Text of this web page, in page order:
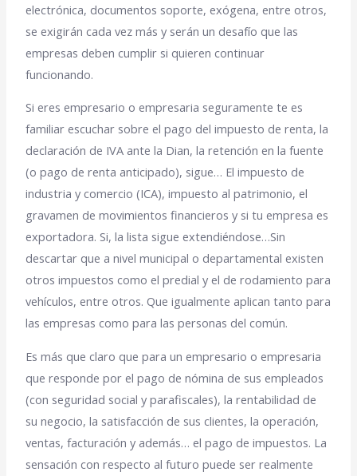
electrónica, documentos soporte, exógena, entre otros,
se exigirán cada vez más y serán un desafío que las
empresas deben cumplir si quieren continuar
funcionando.
Si eres empresario o empresaria seguramente te es
familiar escuchar sobre el pago del impuesto de renta, la
declaración de IVA ante la Dian, la retención en la fuente
(o pago de renta anticipado), sigue… El impuesto de
industria y comercio (ICA), impuesto al patrimonio, el
gravamen de movimientos financieros y si tu empresa es
exportadora. Si, la lista sigue extendiéndose…Sin
descartar que a nivel municipal o departamental existen
otros impuestos como el predial y el de rodamiento para
vehículos, entre otros. Que igualmente aplican tanto para
las empresas como para las personas del común.
Es más que claro que para un empresario o empresaria
que responde por el pago de nómina de sus empleados
(con seguridad social y parafiscales), la rentabilidad de
su negocio, la satisfacción de sus clientes, la operación,
ventas, facturación y además… el pago de impuestos. La
sensación con respecto al futuro puede ser realmente